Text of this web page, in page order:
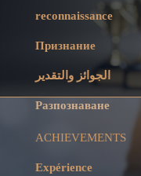
reconnaissance
Признание
الجوائز والتقدير
Разпознаване
ACHIEVEMENTS
Expérience